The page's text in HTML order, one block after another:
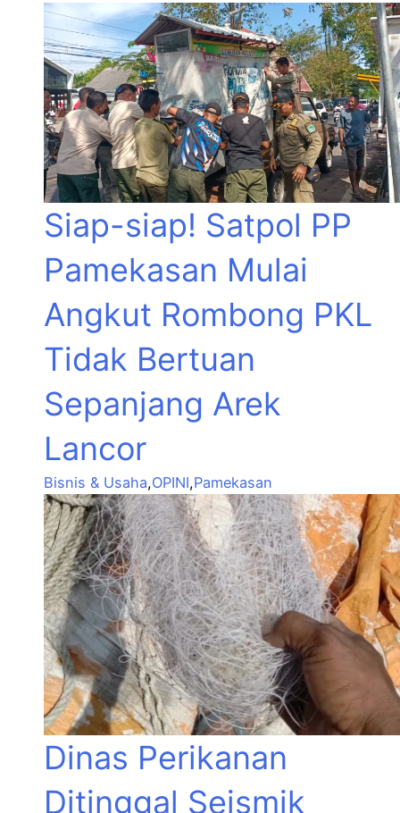
Siap-siap! Satpol PP
Pamekasan Mulai
Angkut Rombong PKL
Tidak Bertuan
Sepanjang Arek
Lancor
Bisnis & Usaha,OPINI,Pamekasan
Dinas Perikanan
Ditinggal Seismik